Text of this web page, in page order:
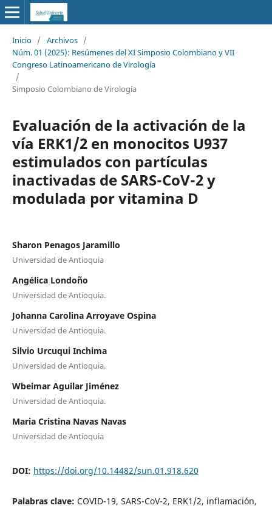
Inicio / Archivos /
Núm. 01 (2025): Resúmenes del XI Simposio Colombiano y VII
Congreso Latinoamericano de Virología
/
Simposio Colombiano de Virología
Evaluación de la activación de la
vía ERK1/2 en monocitos U937
estimulados con partículas
inactivadas de SARS-CoV-2 y
modulada por vitamina D
Sharon Penagos Jaramillo
Universidad de Antioquia
Angélica Londoño
Universidad de Antioquia.
Johanna Carolina Arroyave Ospina
Universidad de Antioquia.
Silvio Urcuqui Inchima
Universidad de Antioquia.
Wbeimar Aguilar Jiménez
Universidad de Antioquia.
Maria Cristina Navas Navas
Universidad de Antioquia
DOI: https://doi.org/10.14482/sun.01.918.620
Palabras clave: COVID-19, SARS-CoV-2, ERK1/2, inflamación,